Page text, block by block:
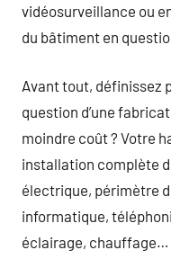
vidéosurveillance ou
du bâtiment en
Avant tout, définissez
question d’une
moindre coût ? Votre
installation complète
électrique, périmètre
informatique,
éclairage, chauffage…